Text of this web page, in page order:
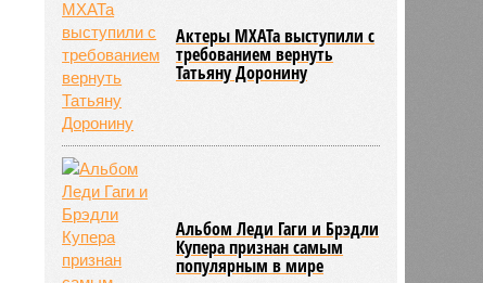
Актеры МХАТа выступили с
требованием вернуть
Татьяну Доронину
Альбом Леди Гаги и Брэдли
Купера признан самым
популярным в мире